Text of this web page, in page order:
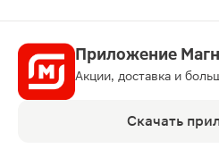
Приложение
Акции, доставка и
Скачать